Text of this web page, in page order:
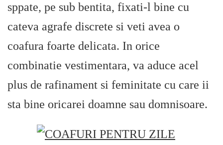
sppate, pe sub bentita, fixati-l bine cu
cateva agrafe discrete si veti avea o
coafura foarte delicata. In orice
combinatie vestimentara, va aduce acel
plus de rafinament si feminitate cu care ii
sta bine oricarei doamne sau domnisoare.